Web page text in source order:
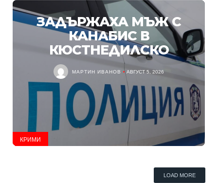
КРИМИ
ЗАДЪРЖАХА МЪЖ С
КАНАБИС В
КЮСТНЕДИЛСКО
МАРТИН ИВАНОВ АВГУСТ 5, 2026
LOAD MORE